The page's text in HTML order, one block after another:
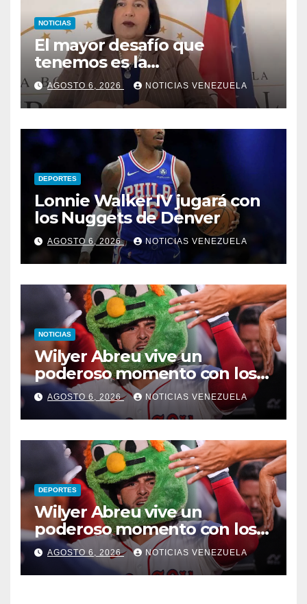
NOTICIAS
El mayor desafío que
tenemos es la
reinstitucionalización
AGOSTO 6, 2026 NOTICIAS VENEZUELA
DEPORTES
Lonnie Walker IV jugará con
los Nuggets de Denver
AGOSTO 6, 2026 NOTICIAS VENEZUELA
NOTICIAS
Wilyer Abreu vive un
poderoso momento con los
Medias Rojas
AGOSTO 6, 2026 NOTICIAS VENEZUELA
DEPORTES
Wilyer Abreu vive un
poderoso momento con los
Medias Rojas
AGOSTO 6, 2026 NOTICIAS VENEZUELA